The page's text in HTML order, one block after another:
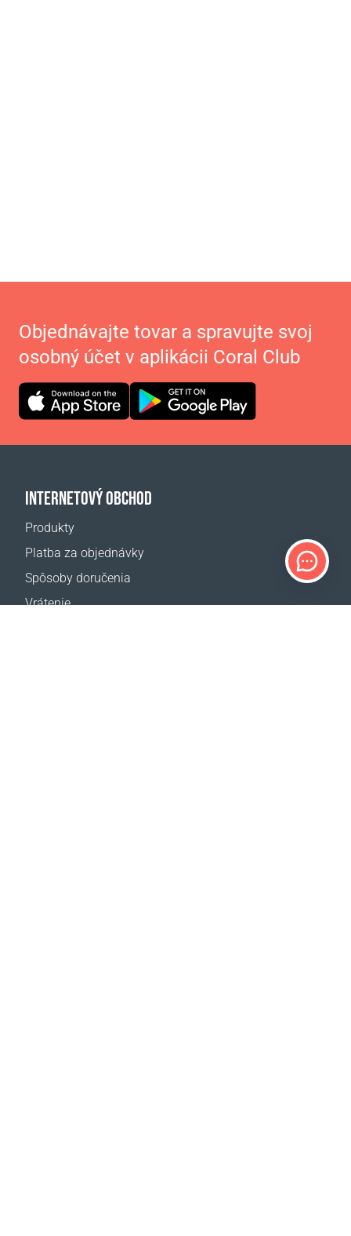
Objednávajte tovar a spravujte svoj
osobný účet v aplikácii Coral Club
INTERNETOVÝ OBCHOD
Produkty
Platba za objednávky
Spôsoby doručenia
Vrátenie